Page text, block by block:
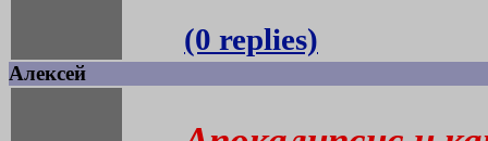
(0 replies)
Алексей